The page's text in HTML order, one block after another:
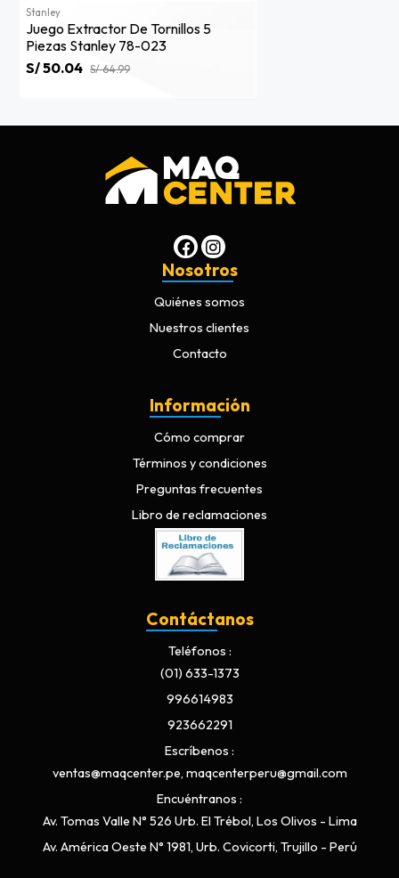
Stanley
Juego Extractor De Tornillos 5
Piezas Stanley 78-023
S/ 50.04 S/ 64.99
Nosotros
Quiénes somos
Nuestros clientes
Contacto
Información
Cómo comprar
Términos y condiciones
Preguntas frecuentes
Libro de reclamaciones
Contáctanos
Teléfonos
(01) 633-1373
996614983
923662291
Escríbenos
ventas@maqcenter.pe, maqcenterperu@gmail.com
Encuéntranos
Av. Tomas Valle N° 526 Urb. El Trébol, Los Olivos - Lima
Av. América Oeste N° 1981, Urb. Covicorti, Trujillo - Perú